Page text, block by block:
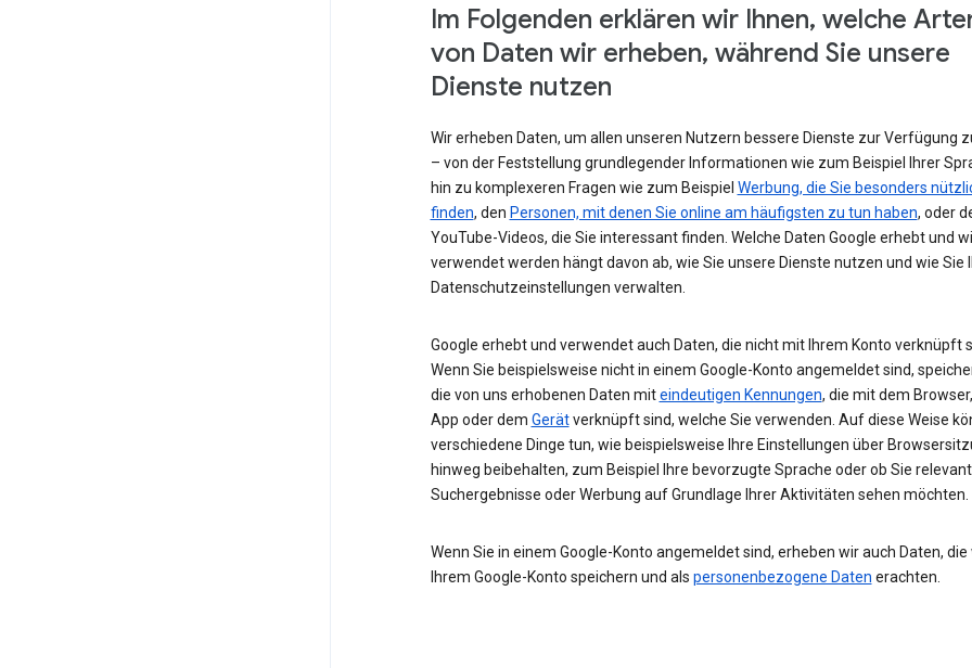
Im Folgenden erklären wir Ihnen, welche
von Daten wir erheben, während Sie unsere
Dienste nutzen
Wir erheben Daten, um allen unseren Nutzern bessere Dienste zur Verfügung
– von der Feststellung grundlegender Informationen wie zum Beispiel Ihrer
hin zu komplexeren Fragen wie zum Beispiel Werbung, die Sie besonders
finden, den Personen, mit denen Sie online am häufigsten zu tun haben, oder
YouTube-Videos, die Sie interessant finden. Welche Daten Google erhebt und
verwendet werden hängt davon ab, wie Sie unsere Dienste nutzen und wie Sie
Datenschutzeinstellungen verwalten.
Google erhebt und verwendet auch Daten, die nicht mit Ihrem Konto verknüpft
Wenn Sie beispielsweise nicht in einem Google-Konto angemeldet sind,
die von uns erhobenen Daten miteindeutigen Kennungen, die mit dem
App oder dem Gerätverknüpft sind, welche Sie verwenden. Auf diese Weise
verschiedene Dinge tun, wie beispielsweise Ihre Einstellungen über
hinweg beibehalten, zum Beispiel Ihre bevorzugte Sprache oder ob Sie
Suchergebnisse oder Werbung auf Grundlage Ihrer Aktivitäten sehen möchten.
Wenn Sie in einem Google-Konto angemeldet sind, erheben wir auch Daten, die
Ihrem Google-Konto speichern und als personenbezogene Daten erachten.